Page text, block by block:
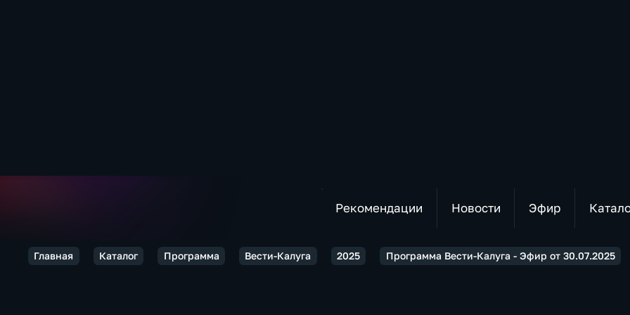
Рекомендации Новости Эфир
Главная Каталог Программа Вести-Калуга 2025 Программа Вести-Калуга - Эфир от 30.07.2025